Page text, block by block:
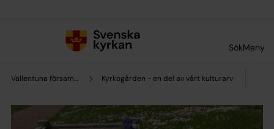
SökMeny
Vallentuna församling Kyrkogården - en del av vårt kulturarv